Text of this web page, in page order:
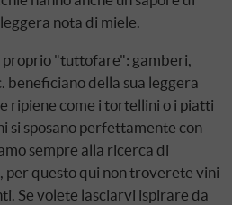
nota di miele.
proprio "tuttofare": gamberi,
beneficiano della sua leggera
ripiene come i tortellini o i piatti
si sposano perfettamente con
sempre alla ricerca di
questo qui non troverete vini
Se volete lasciarvi ispirare da